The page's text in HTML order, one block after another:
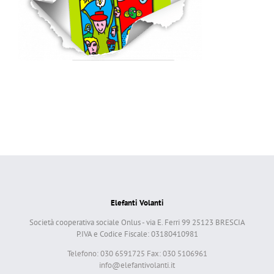
Elefanti Volanti
Società cooperativa sociale Onlus - via E. Ferri 99 25123 BRESCIA
P.IVA e Codice Fiscale: 03180410981
Telefono: 030 6591725 Fax: 030 5106961
info@elefantivolanti.it